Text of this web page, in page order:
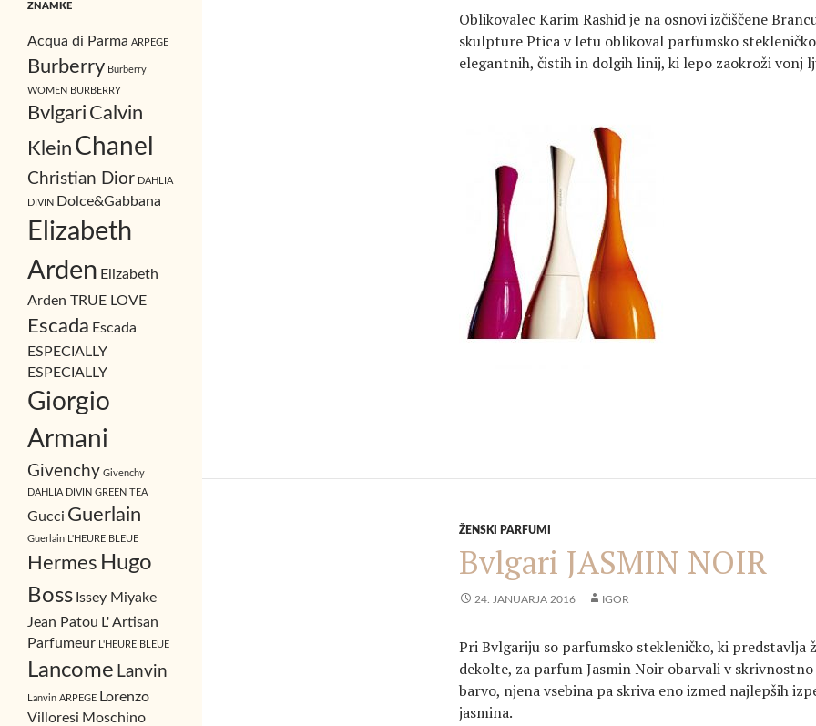
Oblikovalec Karim Rashid je na osnovi izčiščene
skulpture Ptica v letu oblikoval parfumsko stekleničko
elegantnih, čistih in dolgih linij, ki lepo zaokroži vonj
ŽENSKI PARFUMI
Bvlgari JASMIN NOIR
24. JANUARJA 2016 IGOR
Pri Bvlgariju so parfumsko stekleničko, ki predstavlja
dekolte, za parfum Jasmin Noir obarvali v
barvo, njena vsebina pa skriva eno izmed najlepših
jasmina.
ZNAMKE
Acqua di Parma ARPEGE
Burberry Burberry
WOMEN BURBERRY
Bvlgari Calvin
Klein Chanel
Christian Dior DAHLIA
DIVIN Dolce&Gabbana
Elizabeth
Arden Elizabeth
Arden TRUE LOVE
Escada Escada
ESPECIALLY
ESPECIALLY
Giorgio
Armani
Givenchy Givenchy
DAHLIA DIVIN GREEN TEA
Gucci Guerlain
Guerlain L'HEURE BLEUE
Hermes Hugo
Boss Issey Miyake
Jean Patou L' Artisan
Parfumeur
L'HEURE BLEUE
Lancome Lanvin
Lanvin ARPEGE Lorenzo
Villoresi Moschino